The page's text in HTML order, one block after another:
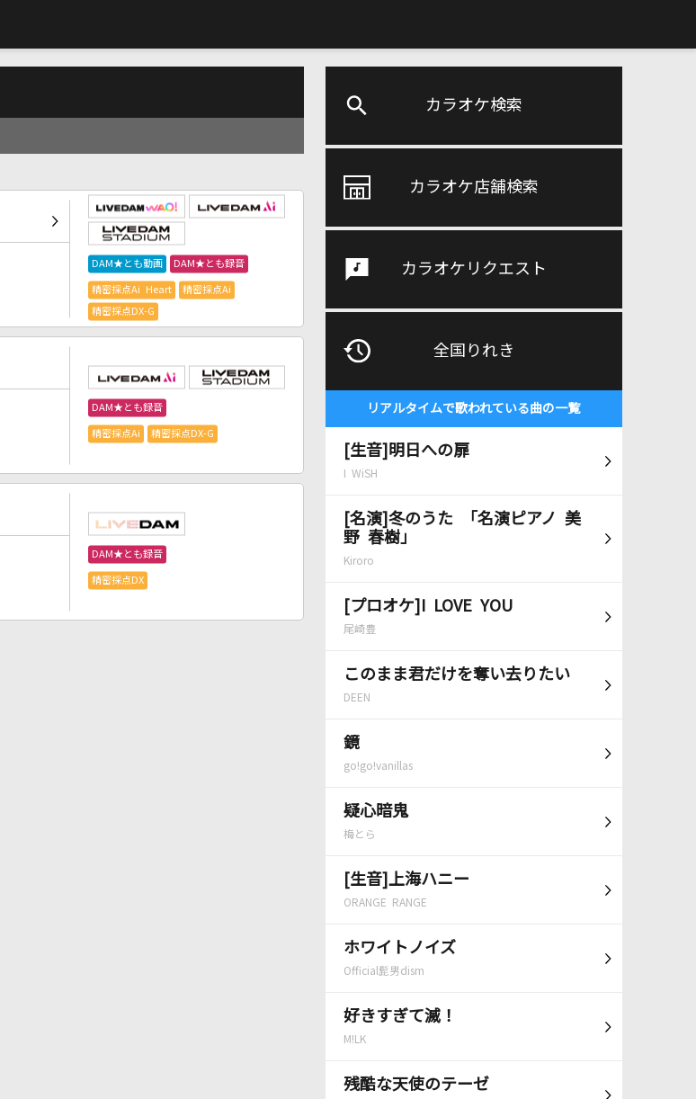
カラオケ検索
カラオケ店舗検索
カラオケリクエスト
全国りれき
リアルタイムで歌われている曲の一覧
[生音]明日への扉
I WiSH
[名演]冬のうた 「名演ピアノ 美
野 春樹」
Kiroro
[プロオケ]I LOVE YOU
尾崎豊
このまま君だけを奪い去りたい
DEEN
鏡
go!go!vanillas
疑心暗鬼
梅とら
[生音]上海ハニー
ORANGE RANGE
ホワイトノイズ
Official髭男dism
好きすぎて滅！
M!LK
残酷な天使のテーゼ
DAM★とも動画 DAM★とも録音
精密採点Ai Heart 精密採点Ai
精密採点DX-G
DAM★とも録音
精密採点Ai 精密採点DX-G
DAM★とも録音
精密採点DX